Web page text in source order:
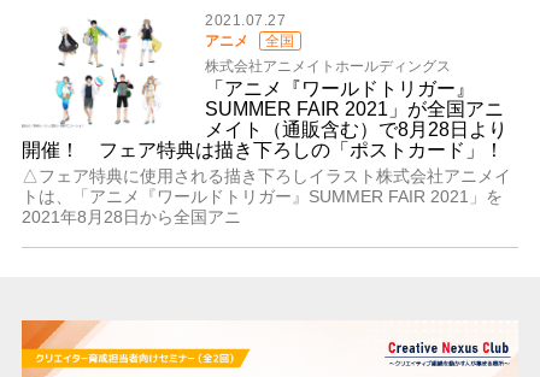
2021.07.27
アニメ
全国
株式会社アニメイトホールディングス
「アニメ『ワールドトリガー』
SUMMER FAIR 2021」が全国アニ
メイト（通販含む）で8月28日より
開催！ フェア特典は描き下ろしの「ポストカード」！
△フェア特典に使用される描き下ろしイラスト株式会社アニメイ
トは、「アニメ『ワールドトリガー』SUMMER FAIR 2021」を
2021年8月28日から全国アニ